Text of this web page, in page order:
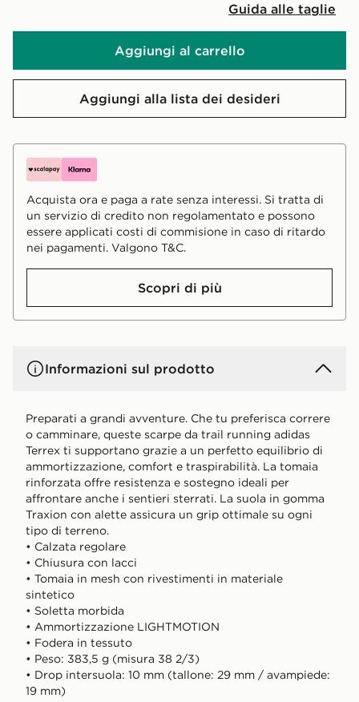
Guida alle taglie
Aggiungi al carrello
Aggiungi alla lista dei desideri
Acquista ora e paga a rate senza interessi. Si tratta di
un servizio di credito non regolamentato e possono
essere applicati costi di commisione in caso di ritardo
nei pagamenti. Valgono T&C.
Scopri di più
Informazioni sul prodotto
Preparati a grandi avventure. Che tu preferisca correre
o camminare, queste scarpe da trail running adidas
Terrex ti supportano grazie a un perfetto equilibrio di
ammortizzazione, comfort e traspirabilità. La tomaia
rinforzata offre resistenza e sostegno ideali per
affrontare anche i sentieri sterrati. La suola in gomma
Traxion con alette assicura un grip ottimale su ogni
tipo di terreno.
• Calzata regolare
• Chiusura con lacci
• Tomaia in mesh con rivestimenti in materiale
sintetico
• Soletta morbida
• Ammortizzazione LIGHTMOTION
• Fodera in tessuto
• Peso: 383,5 g (misura 38 2/3)
• Drop intersuola: 10 mm (tallone: 29 mm / avampiede:
19 mm)